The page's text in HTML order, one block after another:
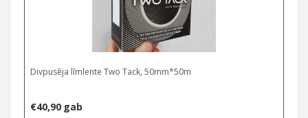
Divpusēja līmlente Two Tack, 50mm*50m
€40,90 gab